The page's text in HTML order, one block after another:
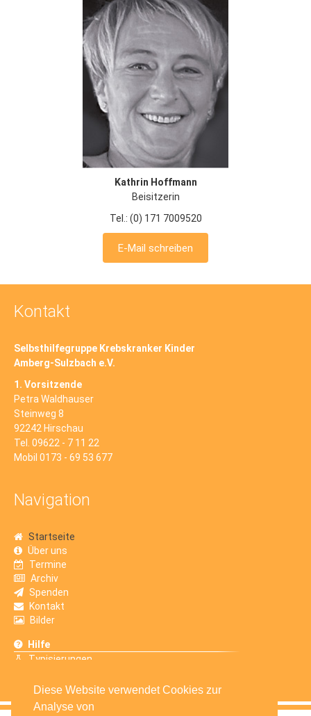
Diese Website verwendet Cookies zur
Analyse von
Kathrin Hoffmann
Beisitzerin
Tel.: (0) 171 7009520
E-Mail schreiben
Kontakt
Selbsthilfegruppe Krebskranker Kinder
Amberg-Sulzbach e.V.
1. Vorsitzende
Petra Waldhauser
Steinweg 8
92242 Hirschau
Tel. 09622 - 7 11 22
Mobil 0173 - 69 53 677
Navigation
Startseite
Über uns
Termine
Archiv
Spenden
Kontakt
Bilder
Hilfe
Typisierungen